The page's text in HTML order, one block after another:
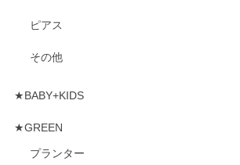
ピアス
その他
★BABY+KIDS
★GREEN
プランター